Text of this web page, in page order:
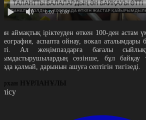
0:00 / 0:00
аймақтық іріктеуден өткен 100-ден астам
аспапта ойнау, вокал аталымдары
Ал жеңімпаздарға бағалы
сөзінше, бұл байқау
қалмай, дарынын ашуға септігін тигізеді.
НҰРЛАНҰЛЫ